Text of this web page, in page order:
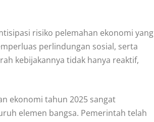
risiko pelemahan ekonomi yang
perlindungan sosial, serta
kebijakannya tidak hanya reaktif,
ekonomi tahun 2025 sangat
elemen bangsa. Pemerintah telah